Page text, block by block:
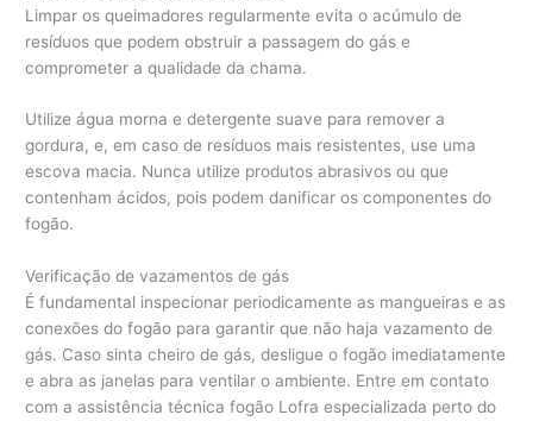
Limpar os queimadores regularmente evita o acúmulo de
resíduos que podem obstruir a passagem do gás e
comprometer a qualidade da chama.
Utilize água morna e detergente suave para remover a
gordura, e, em caso de resíduos mais resistentes, use uma
escova macia. Nunca utilize produtos abrasivos ou que
contenham ácidos, pois podem danificar os componentes do
fogão.
Verificação de vazamentos de gás
É fundamental inspecionar periodicamente as mangueiras e as
conexões do fogão para garantir que não haja vazamento de
gás. Caso sinta cheiro de gás, desligue o fogão imediatamente
e abra as janelas para ventilar o ambiente. Entre em contato
com a assistência técnica fogão Lofra especializada perto do